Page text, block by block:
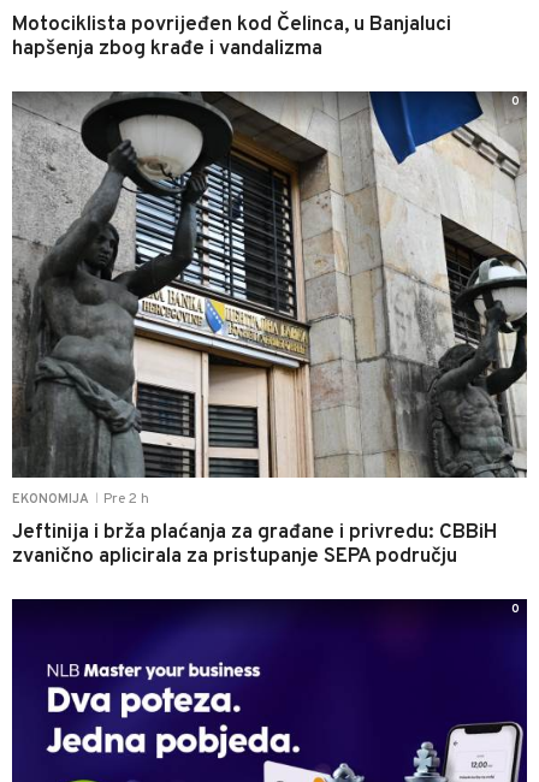
Motociklista povrijeđen kod Čelinca, u Banjaluci
hapšenja zbog krađe i vandalizma
EKONOMIJA Pre 2 h
Jeftinija i brža plaćanja za građane i privredu: CBBiH
zvanično aplicirala za pristupanje SEPA području
0
0